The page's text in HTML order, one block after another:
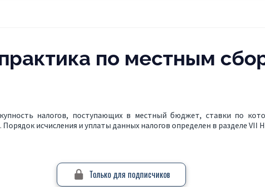
по местным
налогов, поступающих в местный бюджет, ставки по
исчисления и уплаты данных налогов определен в разделе VII
Только для подписчиков